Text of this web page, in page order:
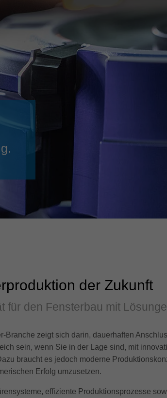
Türkiye
USA
ประเทศไทย
der Zukunft
für den Fensterbau mit
zeigt sich darin, dauerhaften
sein, wenn Sie in der Lage sind, mit
braucht es jedoch moderne
Erfolg umzusetzen.
effiziente Produktionsprozesse